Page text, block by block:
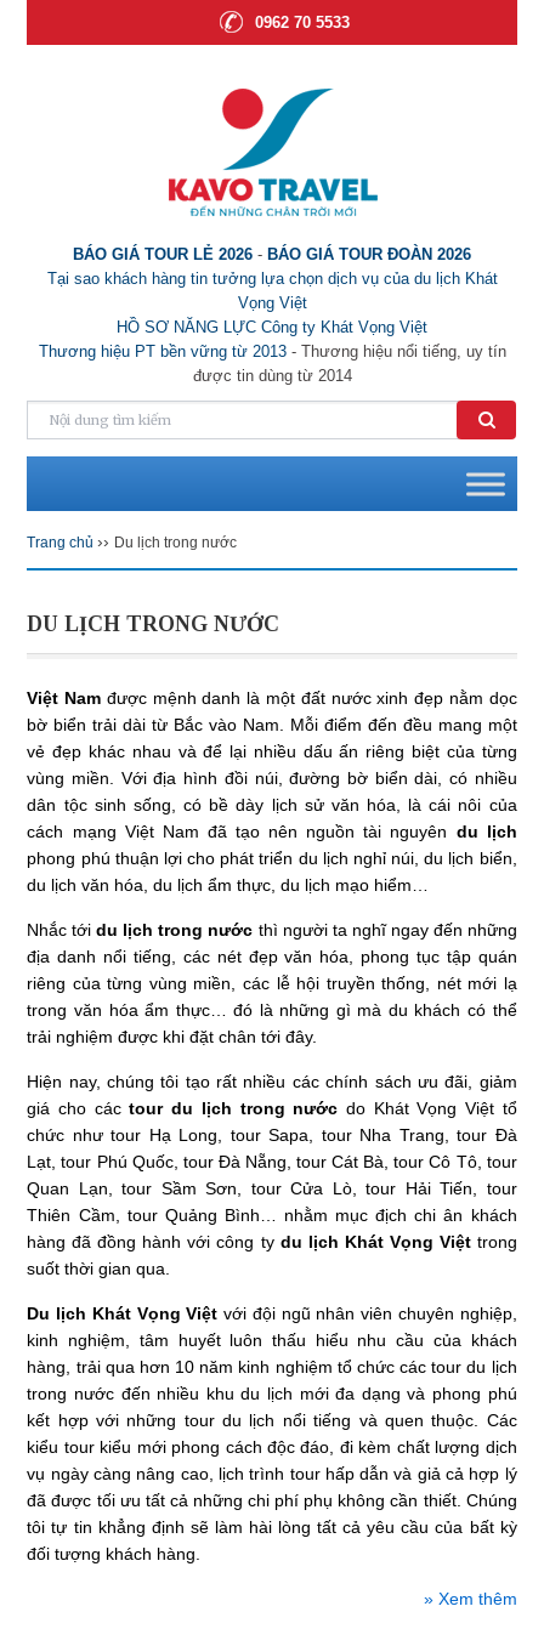
0962 70 5533
BÁO GIÁ TOUR LẺ 2026 - BÁO GIÁ TOUR ĐOÀN 2026
Tại sao khách hàng tin tưởng lựa chọn dịch vụ của du lịch Khát
Vọng Việt
HỒ SƠ NĂNG LỰC Công ty Khát Vọng Việt
Thương hiệu PT bền vững từ 2013- Thương hiệu nổi tiếng, uy tín
được tin dùng từ 2014
Trang chủ ›› Du lịch trong nước
DU LỊCH TRONG NƯỚC
Việt Nam được mệnh danh là một đất nước xinh đẹp nằm dọc
bờ biển trải dài từ Bắc vào Nam. Mỗi điểm đến đều mang một
vẻ đẹp khác nhau và để lại nhiều dấu ấn riêng biệt của từng
vùng miền. Với địa hình đồi núi, đường bờ biển dài, có nhiều
dân tộc sinh sống, có bề dày lịch sử văn hóa, là cái nôi của
cách mạng Việt Nam đã tạo nên nguồn tài nguyên du lịch
phong phú thuận lợi cho phát triển du lịch nghỉ núi, du lịch biển,
du lịch văn hóa, du lịch ẩm thực, du lịch mạo hiểm…
Nhắc tớidu lịch trong nước thì người ta nghĩ ngay đến những
địa danh nổi tiếng, các nét đẹp văn hóa, phong tục tập quán
riêng của từng vùng miền, các lễ hội truyền thống, nét mới lạ
trong văn hóa ẩm thực… đó là những gì mà du khách có thể
trải nghiệm được khi đặt chân tới đây.
Hiện nay, chúng tôi tạo rất nhiều các chính sách ưu đãi, giảm
giá cho cáctour du lịch trong nước do Khát Vọng Việt tổ
chức như tour Hạ Long, tour Sapa, tour Nha Trang, tour Đà
Lạt, tour Phú Quốc, tour Đà Nẵng, tour Cát Bà, tour Cô Tô, tour
Quan Lạn, tour Sầm Sơn, tour Cửa Lò, tour Hải Tiến, tour
Thiên Cầm, tour Quảng Bình… nhằm mục địch chi ân khách
hàng đã đồng hành với công ty du lịch Khát Vọng Việttrong
suốt thời gian qua.
Du lịch Khát Vọng Việt với đội ngũ nhân viên chuyên nghiệp,
kinh nghiệm, tâm huyết luôn thấu hiểu nhu cầu của khách
hàng, trải qua hơn 10 năm kinh nghiệm tổ chức các tour du lịch
trong nước đến nhiều khu du lịch mới đa dạng và phong phú
kết hợp với những tour du lịch nổi tiếng và quen thuộc. Các
kiểu tour kiểu mới phong cách độc đáo, đi kèm chất lượng dịch
vụ ngày càng nâng cao, lịch trình tour hấp dẫn và giả cả hợp lý
đã được tối ưu tất cả những chi phí phụ không cần thiết. Chúng
tôi tự tin khẳng định sẽ làm hài lòng tất cả yêu cầu của bất kỳ
đối tượng khách hàng.
» Xem thêm